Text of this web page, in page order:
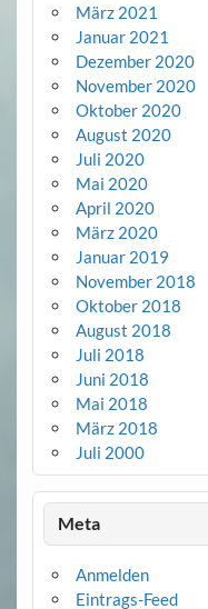
März 2021
Januar 2021
Dezember 2020
November 2020
Oktober 2020
August 2020
Juli 2020
Mai 2020
April 2020
März 2020
Januar 2019
November 2018
Oktober 2018
August 2018
Juli 2018
Juni 2018
Mai 2018
März 2018
Juli 2000
Meta
Anmelden
Eintrags-Feed